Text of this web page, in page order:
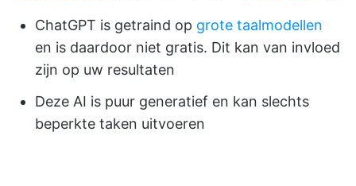
ChatGPT is getraind op grote taalmodellen
en is daardoor niet gratis. Dit kan van invloed
zijn op uw resultaten
Deze AI is puur generatief en kan slechts
beperkte taken uitvoeren